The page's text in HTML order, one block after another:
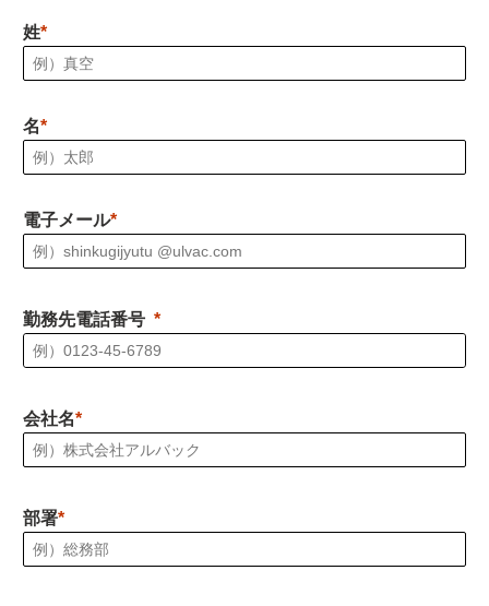
姓
名
電子メール
勤務先電話番号
会社名
部署